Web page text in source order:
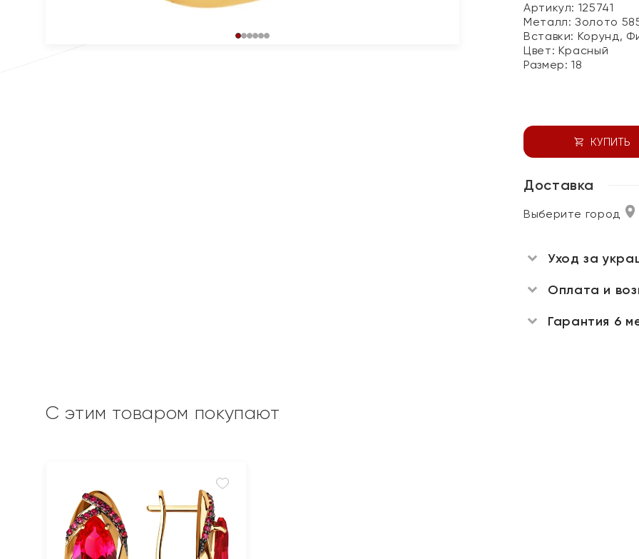
Артикул: 125741
Металл:Золото
Вставки: Корунд,
Цвет: Красный
Размер:18
КУПИТЬ
Доставка
Выберите город
Уход за
Оплата и
Гарантия 6
С этим товаром покупают